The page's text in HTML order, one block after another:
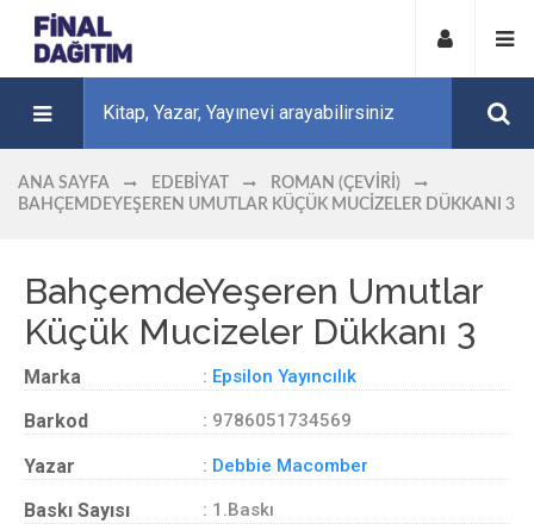
ANA SAYFA EDEBIYAT
ROMAN (ÇEVIRI)
BAHÇEMDEYEŞEREN UMUTLAR KÜÇÜK MUCIZELER DÜKKANI 3
BahçemdeYeşeren Umutlar
Küçük Mucizeler Dükkanı 3
Marka : Epsilon Yayıncılık
Barkod : 9786051734569
Yazar : Debbie Macomber
Baskı Sayısı : 1.Baskı